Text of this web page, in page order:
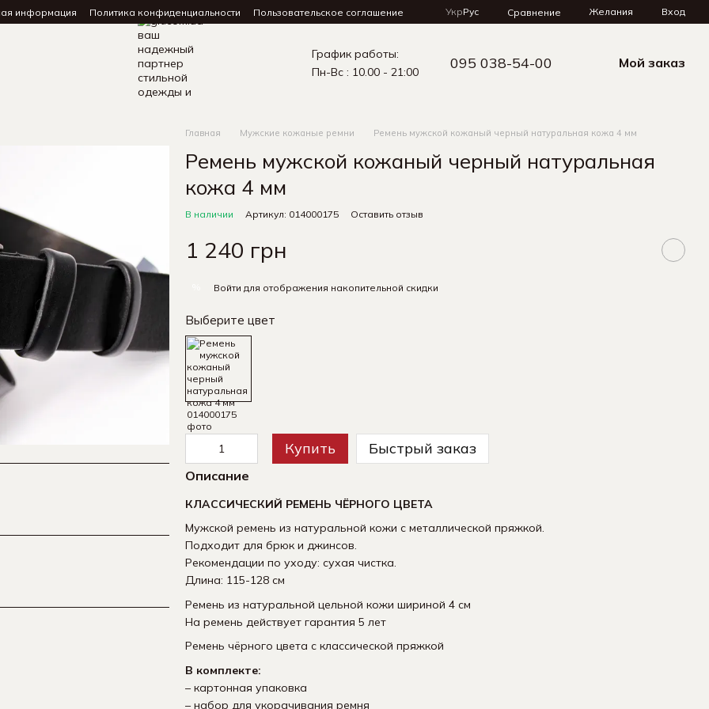
информация Политика конфиденциальности Пользовательское соглашение УкрРус Сравнение Желания Вход
График работы:
Пн-Вс : 10.00 - 21:00
095 038-54-00 Мой заказ
Главная Мужские кожаные ремни Ремень мужской кожаный черный натуральная кожа 4 мм
Ремень мужской кожаный черный натуральная
кожа 4 мм
В наличии Артикул: 014000175 Оставить отзыв
1 240 грн
Войти для отображения накопительной скидки
Выберите цвет
Купить Быстрый заказ
Описание
КЛАССИЧЕСКИЙ РЕМЕНЬ ЧЁРНОГО ЦВЕТА
Мужской ремень из натуральной кожи с металлической пряжкой.
Подходит для брюк и джинсов.
Рекомендации по уходу: сухая чистка.
Длина: 115-128 см
Ремень из натуральной цельной кожи шириной 4 см
На ремень действует гарантия 5 лет
Ремень чёрного цвета с классической пряжкой
В комплекте:
– картонная упаковка
– набор для укорачивания ремня